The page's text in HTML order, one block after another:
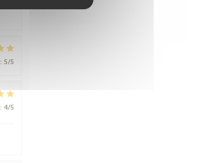
: 5/5
: 4/5